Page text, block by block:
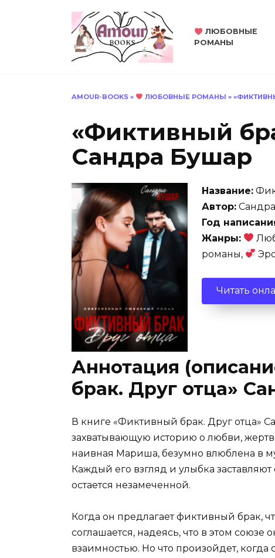
ЛЮБОВНЫЕ
РОМАНЫ
AMOUR-BOOKS » ЛЮБОВНЫЕ РОМАНЫ »
«Фиктивный
Сандра Бушар
Название:
Автор:
Год
Жанры:
романы,
Читать
Аннотация
брак. Друг отца»
В книге «Фиктивный брак. Друг отца»
захватывающую историю о любви,
наивная Мариша, безумно влюблена в
Каждый его взгляд и улыбка
остается незамеченной.
Когда он предлагает фиктивный брак,
соглашается, надеясь, что в этом союзе
взаимностью. Но что произойдет, когда